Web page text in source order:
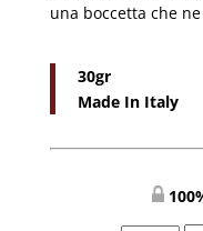
una boccetta che
30gr
Made In Italy